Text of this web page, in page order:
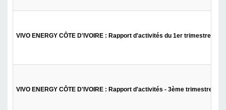
VIVO ENERGY CÔTE D'IVOIRE : Rapport d'activités du 1er trimestre 2025
VIVO ENERGY CÔTE D'IVOIRE : Rapport d'activités - 3ème trimestre